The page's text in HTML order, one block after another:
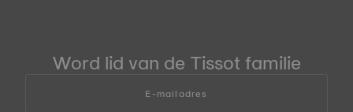
Word lid van de Tissot familie
E-mailadres